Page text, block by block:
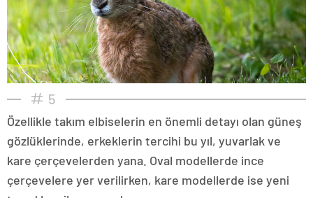
5
Özellikle takım elbiselerin en önemli detayı olan güneş
gözlüklerinde, erkeklerin tercihi bu yıl, yuvarlak ve
kare çerçevelerden yana. Oval modellerde ince
çerçevelere yer verilirken, kare modellerde ise yeni